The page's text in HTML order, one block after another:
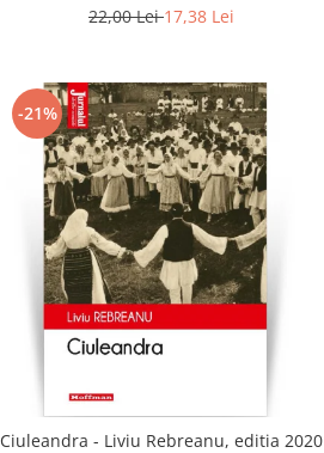
22,00 Lei17,38 Lei
-21%
Ciuleandra - Liviu Rebreanu, editia 2020